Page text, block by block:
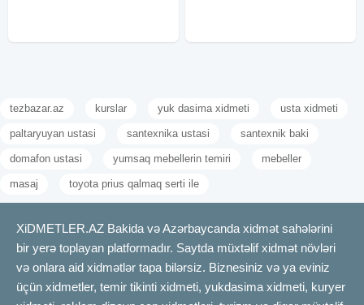
tezbazar.az kurslar yuk dasima xidmeti usta xidmeti
paltaryuyan ustasi santexnika ustasi santexnik baki
domafon ustasi yumsaq mebellerin temiri mebeller
masaj toyota prius qalmaq serti ile
XiDMETLER.AZ Bakida və Azərbaycanda xidmət sahələrini
bir yerə toplayan platformadır. Saytda müxtəlif xidmət növləri
və onlara aid xidmətlər tapa bilərsiz. Biznesiniz və ya eviniz
üçün xidmetler, temir tikinti xidmeti, yukdasima xidmeti, kuryer